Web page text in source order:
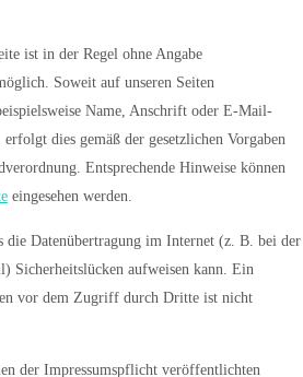
ist in der Regel ohne Angabe
Soweit auf unseren Seiten
Name, Anschrift oder E-Mail-
dies gemäß der gesetzlichen Vorgaben
Entsprechende Hinweise können
eingesehen werden.
die Datenübertragung im Internet (z. B. bei der
Sicherheitslücken aufweisen kann. Ein
vor dem Zugriff durch Dritte ist nicht
der Impressumspflicht veröffentlichten